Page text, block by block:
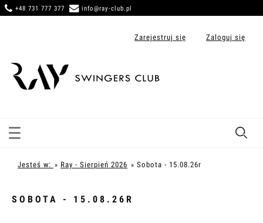
+48 731 777 377 info@ray-club.pl
Zarejestruj się Zaloguj się
Jesteś w: » Ray - Sierpień 2026 » Sobota - 15.08.26r
SOBOTA - 15.08.26R